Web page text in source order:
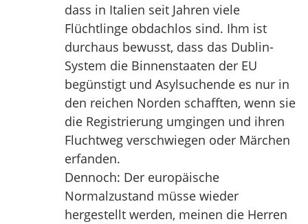
dass in Italien seit Jahren viele
Flüchtlinge obdachlos sind. Ihm ist
durchaus bewusst, dass das Dublin-
System die Binnenstaaten der EU
begünstigt und Asylsuchende es nur in
den reichen Norden schafften, wenn sie
die Registrierung umgingen und ihren
Fluchtweg verschwiegen oder Märchen
erfanden.
Dennoch: Der europäische
Normalzustand müsse wieder
hergestellt werden, meinen die Herren